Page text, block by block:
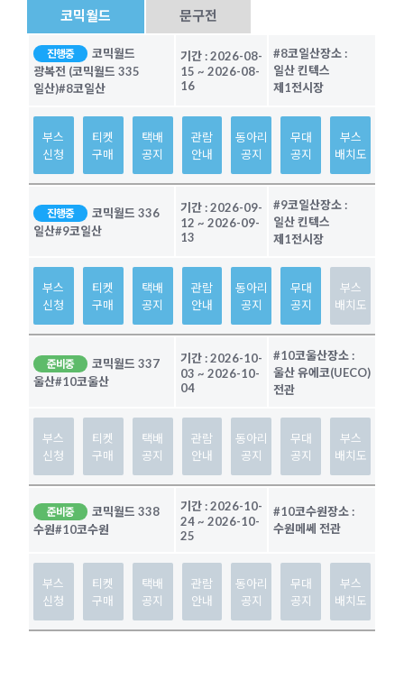
코믹월드 문구전
진행중
코믹월드
광복전 (코믹월드 335
일산)#8코일산
기간 :2026-08-
15 ~ 2026-08-
16
#8코일산장소 :
일산 킨텍스
제1전시장
부스
신청
티켓
구매
택배
공지
관람
안내
동아리
공지
무대
공지
부스
배치도
진행중
코믹월드 336
일산#9코일산
기간 :2026-09-
12 ~ 2026-09-
13
#9코일산장소 :
일산 킨텍스
제1전시장
부스
신청
티켓
구매
택배
공지
관람
안내
동아리
공지
무대
공지
부스
배치도
준비중
코믹월드 337
울산#10코울산
기간 :2026-10-
03 ~ 2026-10-
04
#10코울산장소 :
울산 유에코(UECO)
전관
부스
신청
티켓
구매
택배
공지
관람
안내
동아리
공지
무대
공지
부스
배치도
준비중
코믹월드 338
수원#10코수원
기간 :2026-10-
24~ 2026-10-
25
#10코수원장소 :
수원메쎄 전관
부스
신청
티켓
구매
택배
공지
관람
안내
동아리
공지
무대
공지
부스
배치도